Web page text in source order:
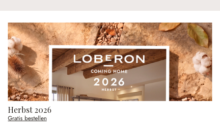
Herbst 2026
Gratis bestellen